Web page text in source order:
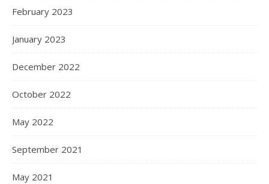
February 2023
January 2023
December 2022
October 2022
May 2022
September 2021
May 2021